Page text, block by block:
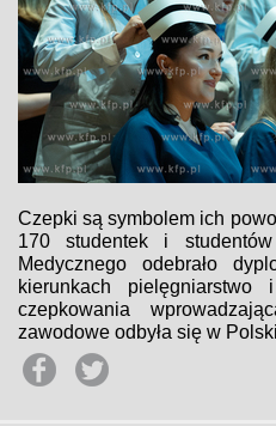
Czepki są symbolem ich
170 studentek i
Medycznego odebrało
kierunkach pielęgniarstwo
czepkowania
zawodowe odbyła się w